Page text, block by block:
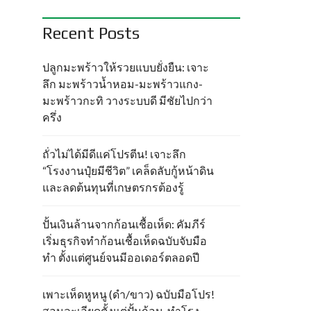
Recent Posts
ปลูกมะพร้าวให้รวยแบบยั่งยืน: เจาะ
ลึก มะพร้าวน้ำหอม-มะพร้าวแกง-
มะพร้าวกะทิ วางระบบดี มีชัยไปกว่า
ครึ่ง
ถั่วไม่ได้มีดีแค่โปรตีน! เจาะลึก
“โรงงานปุ๋ยมีชีวิต” เคล็ดลับกู้หน้าดิน
และลดต้นทุนที่เกษตรกรต้องรู้
ปั้นเงินล้านจากก้อนเชื้อเห็ด: คัมภีร์
เริ่มธุรกิจทำก้อนเชื้อเห็ดฉบับจับมือ
ทำ ตั้งแต่ศูนย์จนมีออเดอร์ตลอดปี
เพาะเห็ดหูหนู (ดำ/ขาว) ฉบับมือโปร!